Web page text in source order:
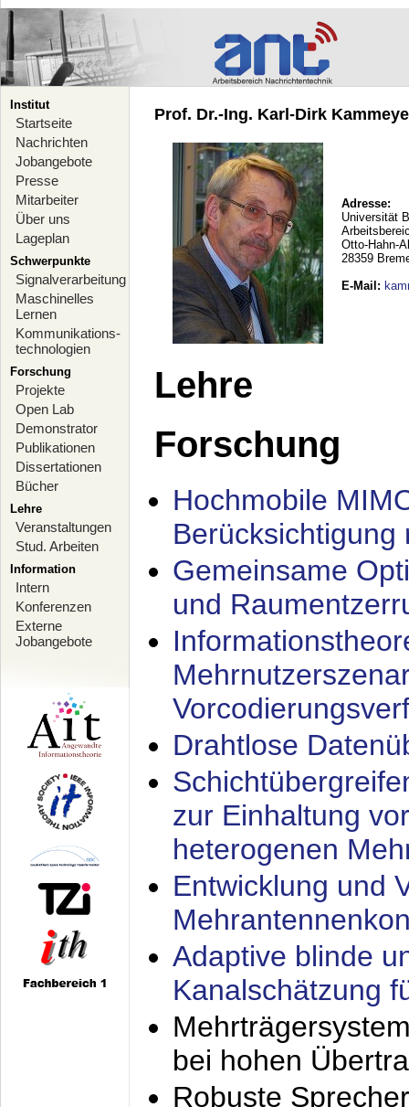
Institut
Startseite
Nachrichten
Jobangebote
Presse
Mitarbeiter
Über uns
Lageplan
Schwerpunkte
Signalverarbeitung
Maschinelles
Lernen
Kommunikations-
technologien
Forschung
Projekte
Open Lab
Demonstrator
Publikationen
Dissertationen
Bücher
Lehre
Veranstaltungen
Stud. Arbeiten
Information
Intern
Konferenzen
Externe
Jobangebote
Prof. Dr.-Ing. Karl-Dirk
Adresse:
Universität
Otto-Hahn-
28359
E-Mail :
Lehre
Forschung
Hochmobile
Berücksichtigung
Gemeinsame
und
Drahtlose
zur Einhaltung
heterogenen
Entwicklung und
Adaptive blinde
Kanalschätzung
bei hohen
Robuste